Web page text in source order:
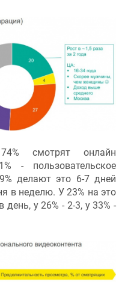
смотрят онлайн
- пользовательское
делают это 6-7 дней
в неделю. У 23% на это
день, у 26% - 2-3, у 33% -